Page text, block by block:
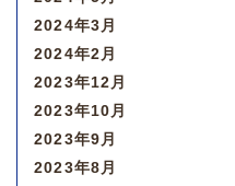
2024年3月
2024年2月
2023年12月
2023年10月
2023年9月
2023年8月